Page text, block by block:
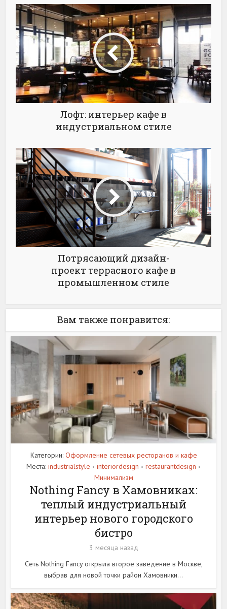
Лофт: интерьер кафе в
индустриальном стиле
Потрясающий дизайн-
проект террасного кафе в
промышленном стиле
Вам также понравится:
Категории: Оформление сетевых ресторанов и кафе
Места: industrialstyle • interiordesign • restaurantdesign •
Минимализм
Nothing Fancy в Хамовниках:
теплый индустриальный
интерьер нового городского
бистро
3 месяца назад
Сеть Nothing Fancy открыла второе заведение в Москве,
выбрав для новой точки район Хамовники...